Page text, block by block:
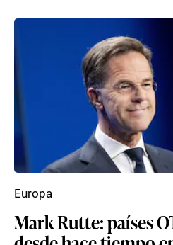
Mark Rutte: países
Europa